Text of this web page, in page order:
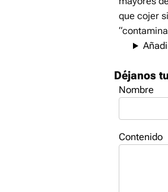
que cojer
Déjanos
Nombre
Contenido